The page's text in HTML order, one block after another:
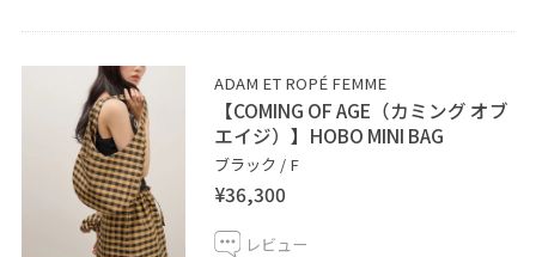
ADAM ET ROPÉ FEMME
【COMING OF AGE（カミング オブ
エイジ）】HOBO MINI BAG
ブラック / F
¥36,300
レビュー